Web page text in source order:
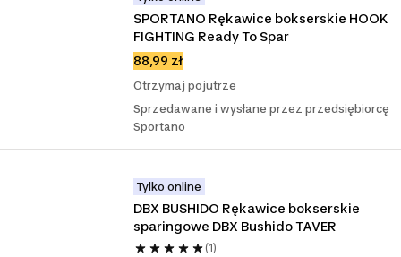
SPORTANO Rękawice bokserskie HOOK
FIGHTING Ready To Spar
88,99 zł
Otrzymaj pojutrze
Sprzedawane i wysłane przez przedsiębiorcę
Sportano
Tylko online
DBX BUSHIDO Rękawice bokserskie
sparingowe DBX Bushido TAVER
(1)